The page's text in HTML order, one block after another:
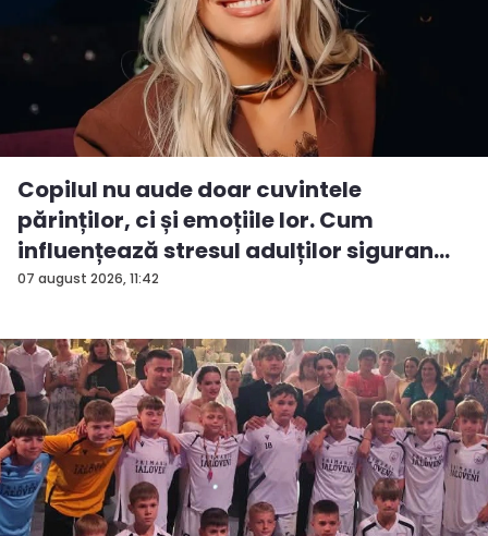
07 august 2026, 11:42
Copilul nu aude doar cuvintele
părinților, ci și emoțiile lor. Cum
influențează stresul adulților siguran...